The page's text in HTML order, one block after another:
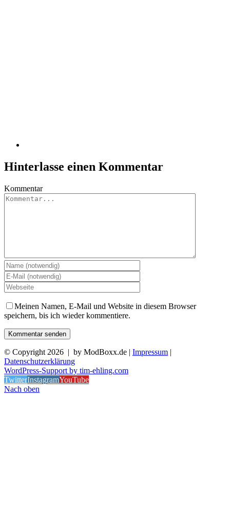
Hinterlasse einen Kommentar
Kommentar
Meinen Namen, E-Mail und Website in diesem Browser
speichern, bis ich wieder kommentiere.
© Copyright 2026 | by ModBoxx.de | Impressum |
Datenschutzerklärung
WordPress-Support by tim-ehling.com
TwitterInstagramYouTube
Nach oben